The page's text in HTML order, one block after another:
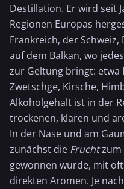
Destillation. Er wird seit
Regionen Europas
Frankreich, der
auf dem Balkan, wo
zur Geltung bringt: etwa
Zwetschge, Kirsche,
Alkoholgehalt ist in der
trockenen, klaren und
In der Nase und am
zunächst die Fruchtzum
gewonnen wurde, mit
direkten Aromen. Je